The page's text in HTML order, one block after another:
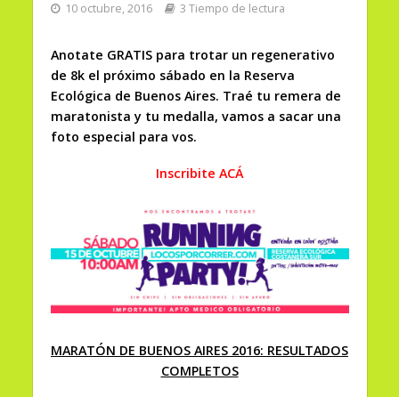
10 octubre, 2016 3 Tiempo de lectura
Anotate GRATIS para trotar un regenerativo
de 8k el próximo sábado en la Reserva
Ecológica de Buenos Aires. Traé tu remera de
maratonista y tu medalla, vamos a sacar una
foto especial para vos.
Inscribite ACÁ
MARATÓN DE BUENOS AIRES 2016: RESULTADOS
COMPLETOS